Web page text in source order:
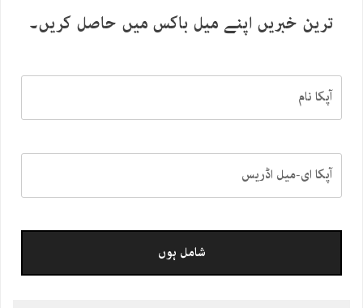
ترین خبریں اپنے میل باکس میں حاصل کریں۔